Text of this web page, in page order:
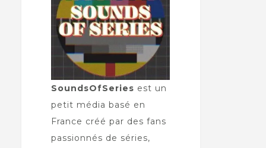
SoundsOfSeries est un
petit média basé en
France créé par des fans
passionnés de séries,